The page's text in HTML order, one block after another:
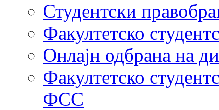
Студентски
Факултетско
Онлајн одбрана на
Факултетско
ФСС